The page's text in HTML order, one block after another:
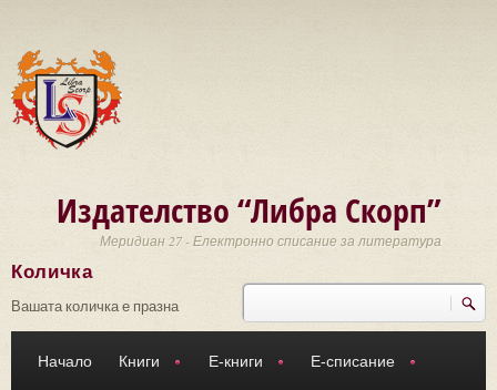
Издателство “Либра Скорп”
Меридиан 27 - Електронно списание за литература
Търси
Количка
Вашата количка е празна
Начало Книги Е-книги Е-списание